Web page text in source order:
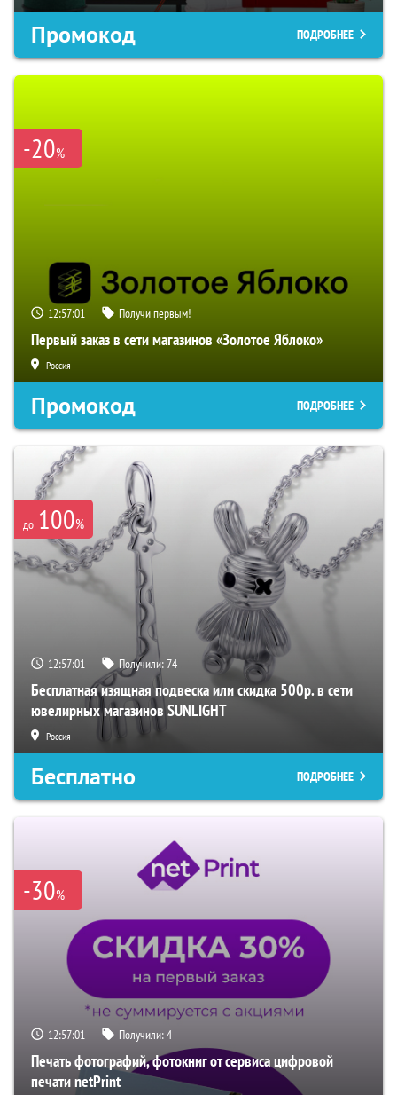
Промокод ПОДРОБНЕЕ
-20%
12:57:00 Получи первым!
Первый заказ в сети магазинов «Золотое Яблоко»
Россия
Промокод ПОДРОБНЕЕ
до 100%
12:57:00 Получили:74
Бесплатная изящная подвеска или скидка 500р. в сети
ювелирных магазинов SUNLIGHT
Россия
Бесплатно ПОДРОБНЕЕ
-30%
12:57:00 Получили:4
Печать фотографий, фотокниг от сервиса цифровой
печати netPrint